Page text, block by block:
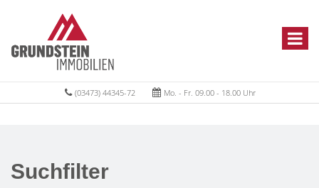
(03473) 44345-72 Mo. - Fr. 09.00 - 18.00 Uhr
Suchfilter